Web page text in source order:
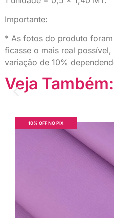
Importante:
* As fotos do produto
ficasse o mais real
variação de 10%
Veja Também:
10% OFF NO PIX